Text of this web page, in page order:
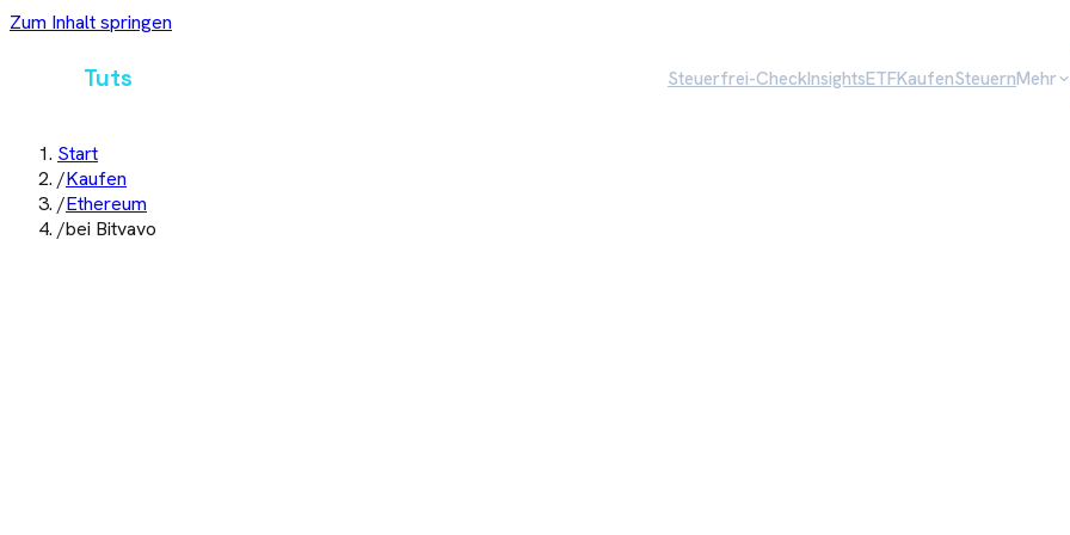
Zum Inhalt springen
Tuts Steuerfrei-CheckInsightsETFKaufenSteuernMehr
Start
/Kaufen
/Ethereum
/bei Bitvavo